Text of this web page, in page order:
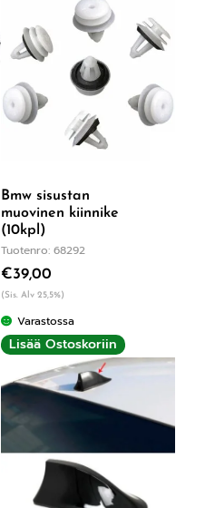
Bmw sisustan
muovinen kiinnike
(10kpl)
Tuotenro: 68292
€39,00
(Sis. Alv 25,5%)
Varastossa
Lisää Ostoskoriin